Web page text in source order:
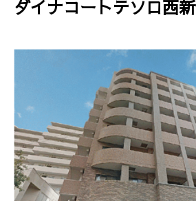
ダイナコートテソロ西新